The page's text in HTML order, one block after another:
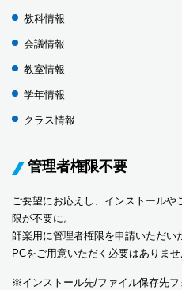
教科情報
会議情報
教室情報
学年情報
クラス情報
管理者権限不要
ご要望にお応えし、インストール
限が不要に。
師楽用に管理者権限を申請いただい
PCをご用意いただく必要はありませ
※インストール先/ファイル保存先